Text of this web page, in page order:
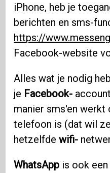
iPhone, heb je
berichten en sms-
https://
Facebook-website
Alles wat je nodig
je Facebook-
manier sms'en werkt
telefoon is (dat wil
hetzelfdewifi-
WhatsApp is ook